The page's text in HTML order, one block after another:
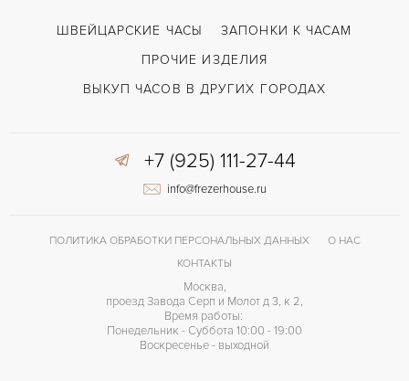
Застежка с помощью шипа
ШВЕЙЦАРСКИЕ ЧАСЫ
ЗАПОНКИ К ЧАСАМ
ПРОЧИЕ ИЗДЕЛИЯ
ВЫКУП ЧАСОВ В ДРУГИХ ГОРОДАХ
+7 (925) 111-27-44
info@frezerhouse.ru
ПОЛИТИКА ОБРАБОТКИ ПЕРСОНАЛЬНЫХ ДАННЫХ
О НАС
КОНТАКТЫ
Москва,
проезд Завода Серп и Молот д 3, к 2,
Время работы:
Понедельник - Суббота 10:00 - 19:00
Воскресенье - выходной